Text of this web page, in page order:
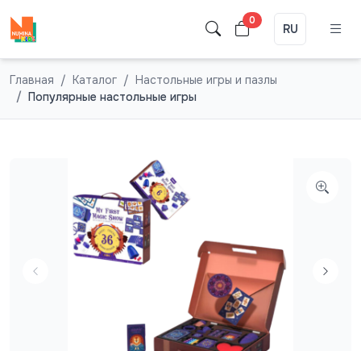
0
RU
Главная Каталог
Настольные игры и пазлы
Популярные настольные игры